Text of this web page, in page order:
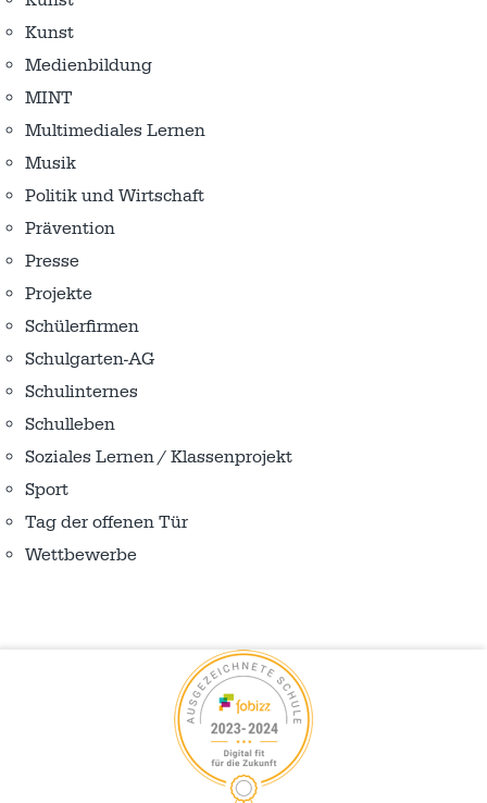
Kunst
Medienbildung
MINT
Multimediales Lernen
Musik
Politik und Wirtschaft
Prävention
Presse
Projekte
Schülerfirmen
Schulgarten-AG
Schulinternes
Schulleben
Soziales Lernen / Klassenprojekt
Sport
Tag der offenen Tür
Wettbewerbe